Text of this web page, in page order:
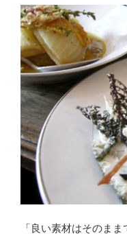
「良い素材はそのま